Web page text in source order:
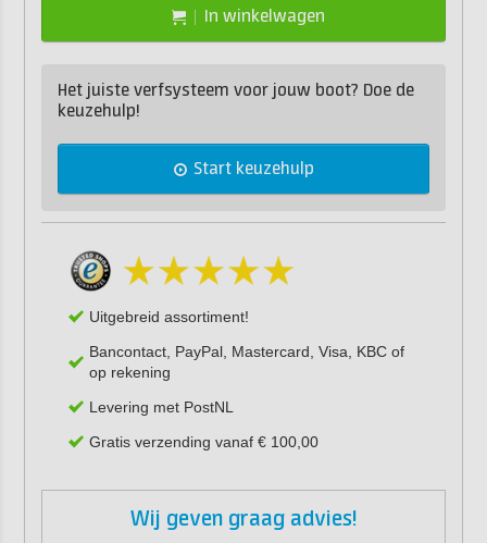
In winkelwagen
Het juiste verfsysteem voor jouw boot? Doe de
keuzehulp!
Start keuzehulp
Uitgebreid assortiment!
Bancontact, PayPal, Mastercard, Visa, KBC of
op rekening
Levering met PostNL
Gratis verzending vanaf € 100,00
Wij geven graag advies!